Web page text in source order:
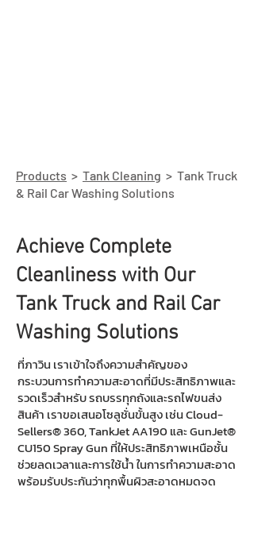
Products > Tank Cleaning > Tank Truck
& Rail Car Washing Solutions
Achieve Complete
Cleanliness with Our
Tank Truck and Rail Car
Washing Solutions
ที่ภาวิน เราเข้าใจถึงความสำคัญของ
กระบวนการทำความสะอาดที่มีประสิทธิภาพและ
รวดเร็วสำหรับ รถบรรทุกถังและรถไฟขนส่ง
สินค้า เราขอเสนอโซลูชั่นขั้นสูง เช่น Cloud-
Sellers® 360, TankJet AA190 และ GunJet®
CU150 Spray Gun ที่ให้ประสิทธิภาพเหนือชั้น
ช่วยลดเวลาและการใช้น้ำ ในการทำความสะอาด
พร้อมรับประกันว่าทุกพื้นผิวสะอาดหมดจด